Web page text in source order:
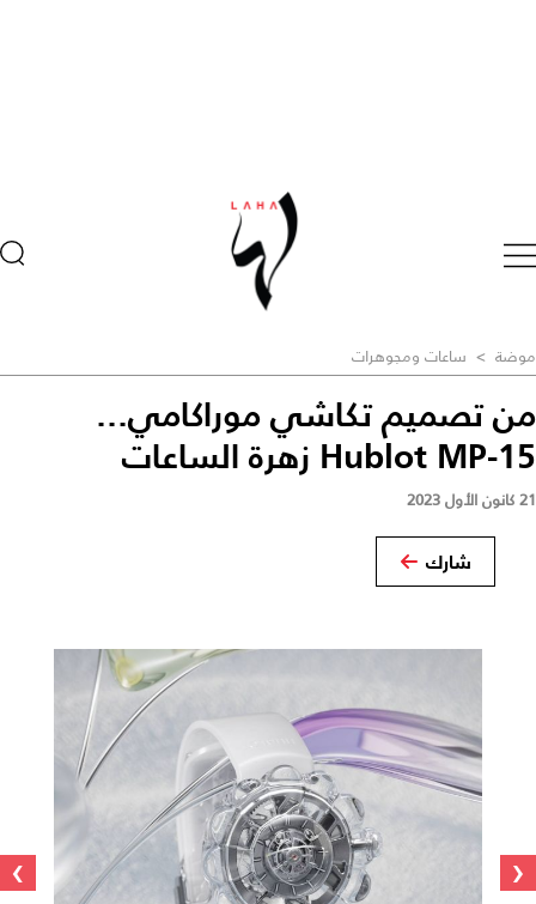
موضة > ساعات ومجوهرات
من تصميم تكاشي موراكامي...
Hublot MP-15 زهرة الساعات
21 كانون الأول 2023
شارك
‹
›